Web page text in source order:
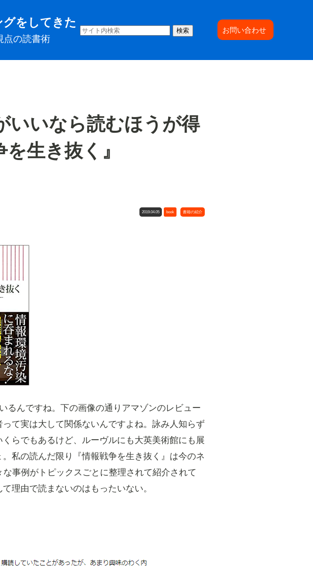
をしてきた
点の読書術
お問い合わせ
検索
いいなら読むほうが得
生き抜く』
2019.04.05 book 書籍の紹介
るんですね。下の画像の通りアマゾンのレビュー
て実は大して関係ないんですよね。詠み人知らず
らでもあるけど、ルーヴルにも大英美術館にも展
私の読んだ限り『情報戦争を生き抜く』は今のネ
事例がトピックスごとに整理されて紹介されて
理由で読まないのはもったいない。